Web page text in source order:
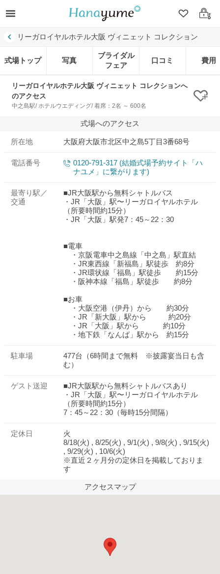
クリップ
ログ
リーガロイヤルホテル大阪 ヴィニェット コレクション
式場トップ 写真
ブライダル
フェア
口コミ 費用
リーガロイヤルホテル大阪 ヴィニェット コレクションへ
のアクセス
中之島駅/ ホテルウエディング/ 着席：2名 ～ 600名 ク
式場へのアクセス
所在地 大阪府大阪市北区中之島5丁目3番68号
電話番号
0120-791-317 (結婚式場予約サイト「ハ
ナユメ」に繋がります)
最寄り駅／
交通
■JR大阪駅から無料シャトルバス
・JR「大阪」駅〜リーガロイヤルホテル
（所要時間約15分）
・JR「大阪」駅発7：45～22：30
■電車
・京阪電車中之島線「中之島」駅直結
・JR東西線「新福島」駅徒歩 約8分
・JR環状線「福島」駅徒歩 約15分
・阪神本線「福島」駅徒歩 約8分
■お車
・大阪空港（伊丹）から 約30分
・JR「新大阪」駅から 約20分
・JR「大阪」駅から 約10分
・地下鉄「なんば」駅から 約15分
駐車場
477台（6時間まで無料 ※披露宴当日も含
む）
ゲスト送迎
■JR大阪駅から無料シャトルバスあり
・JR「大阪」駅〜リーガロイヤルホテル
（所要時間約15分）
7：45～22：30（毎時15分間隔）
定休日
火
8/18(火) , 8/25(火) , 9/1(火) , 9/8(火) , 9/15(火)
, 9/29(火) , 10/6(火)
※直近２ヶ月分の定休日を掲載しておりま
す
アクセスマップ